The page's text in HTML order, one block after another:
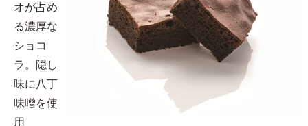
オが占め
る濃厚な
ショコ
ラ。隠し
味に八丁
味噌を使
用​